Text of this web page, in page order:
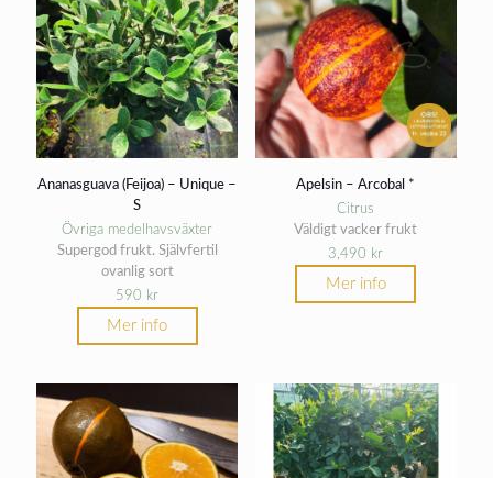
Ananasguava (Feijoa) – Unique –
S
Övriga medelhavsväxter
Supergod frukt. Självfertil
ovanlig sort
590 kr
Mer info
Apelsin – Arcobal *
Citrus
Väldigt vacker frukt
3,490 kr
Mer info